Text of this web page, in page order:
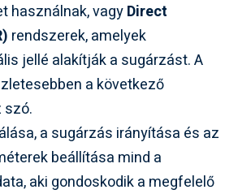
használnak, vagyDirect
rendszerek, amelyek
jellé alakítják a sugárzást. A
a következő
szó.
a sugárzás irányítása és az
beállítása mind a
aki gondoskodik a megfelelő